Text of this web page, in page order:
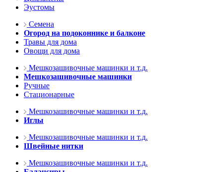
Эустомы
Семена
Огород на подоконнике и балконе
Травы для дома
Овощи для дома
Мешкозашивочные машинки и т.д.
Мешкозашивочные машинки
Ручные
Стационарные
Мешкозашивочные машинки и т.д.
Иглы
Мешкозашивочные машинки и т.д.
Швейные нитки
Мешкозашивочные машинки и т.д.